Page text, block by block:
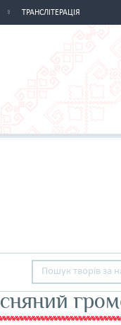
ТРАНСЛІТЕРАЦІЯ